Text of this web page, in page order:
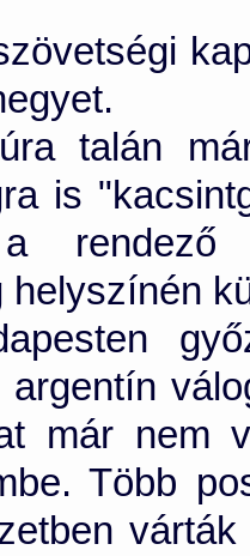
talán
is
a
helyszínén
argentín
már nem
Több